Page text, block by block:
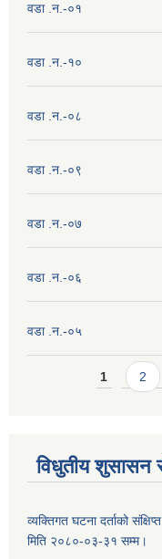
वडा .न.-०१
वडा .न.-१०
वडा .न.-०८
वडा .न.-०९
वडा .न.-०७
वडा .न.-०६
वडा .न.-०५
Pages1 2
विधुतीय शुसासन
व्यक्तिगत घटना दर्ताको
मिति २०८०-०३-३१ सम्म।